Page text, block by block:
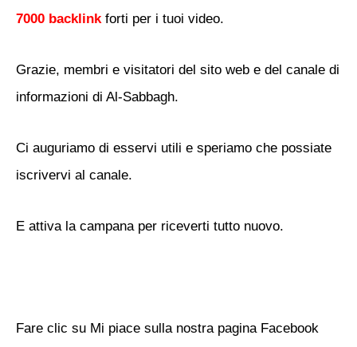
7000 backlinkforti per i tuoi video.
Grazie, membri e visitatori del sito web e del canale di
informazioni di Al-Sabbagh.
Ci auguriamo di esservi utili e speriamo che possiate
iscrivervi al canale.
E attiva la campana per riceverti tutto nuovo.
Fare clic su Mi piace sulla nostra pagina Facebook